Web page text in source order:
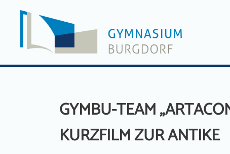
springen
GYMBU-TEAM
KURZFILM ZUR ANTIKE